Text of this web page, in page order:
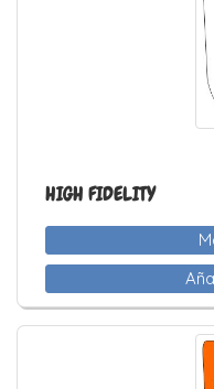
HIGH FIDELITY